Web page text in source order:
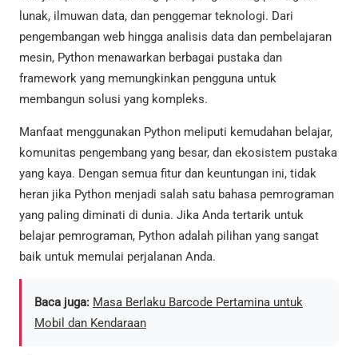
lunak, ilmuwan data, dan penggemar teknologi. Dari
pengembangan web hingga analisis data dan pembelajaran
mesin, Python menawarkan berbagai pustaka dan
framework yang memungkinkan pengguna untuk
membangun solusi yang kompleks.
Manfaat menggunakan Python meliputi kemudahan belajar,
komunitas pengembang yang besar, dan ekosistem pustaka
yang kaya. Dengan semua fitur dan keuntungan ini, tidak
heran jika Python menjadi salah satu bahasa pemrograman
yang paling diminati di dunia. Jika Anda tertarik untuk
belajar pemrograman, Python adalah pilihan yang sangat
baik untuk memulai perjalanan Anda.
Baca juga: Masa Berlaku Barcode Pertamina untuk
Mobil dan Kendaraan